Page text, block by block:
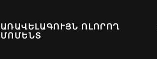
ԱՌԱՎԵԼԱԳՈՒՅՆ ՈԼՈՐՈՂ
ՄՈՄԵՆՏ